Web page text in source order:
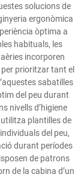
solucions de
ergonòmica
òptima a
habituals, les
incorporen
prioritzar tant el
sabatilles
del peu durant
nivells d’higiene
plantilles de
del peu,
durant períodes
de patrons
de la cabina d’un